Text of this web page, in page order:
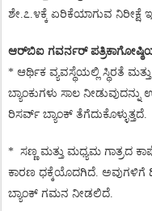
ಶೇ.೭.೪ಕ್ಕೆ ಏರಿಕೆಯಾಗುವ ನಿರೀಕ್ಷೆ
ಆರ್ಬಿಐ ಗವರ್ನರ್
* ಆರ್ಥಿಕ ವ್ಯವಸ್ಥೆಯಲ್ಲಿ ಸ್ಥಿರತೆ ಮತ್ತು
ಬ್ಯಾಂಕುಗಳು ಸಾಲ ನೀಡುವುದನ್ನು
ರಿಸರ್ವ್ ಬ್ಯಾಂಕ್ ತೆಗೆದುಕೊಳ್ಳುತ್ತದೆ.
* ಸಣ್ಣ ಮತ್ತು ಮಧ್ಯಮ ಗಾತ್ರದ
ಕಾರಣ ಧಕ್ಕೆಯೊದಗಿದೆ. ಅವುಗಳಿಗೆ
ಬ್ಯಾಂಕ್ ಗಮನ ನೀಡಲಿದೆ.